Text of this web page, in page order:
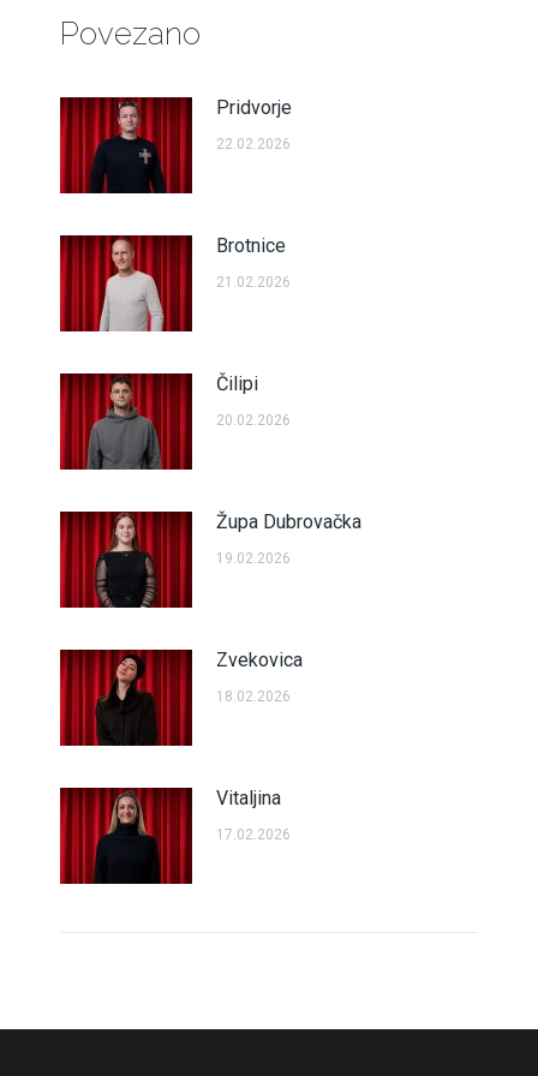
Povezano
Pridvorje
22.02.2026
Brotnice
21.02.2026
Čilipi
20.02.2026
Župa Dubrovačka
19.02.2026
Zvekovica
18.02.2026
Vitaljina
17.02.2026